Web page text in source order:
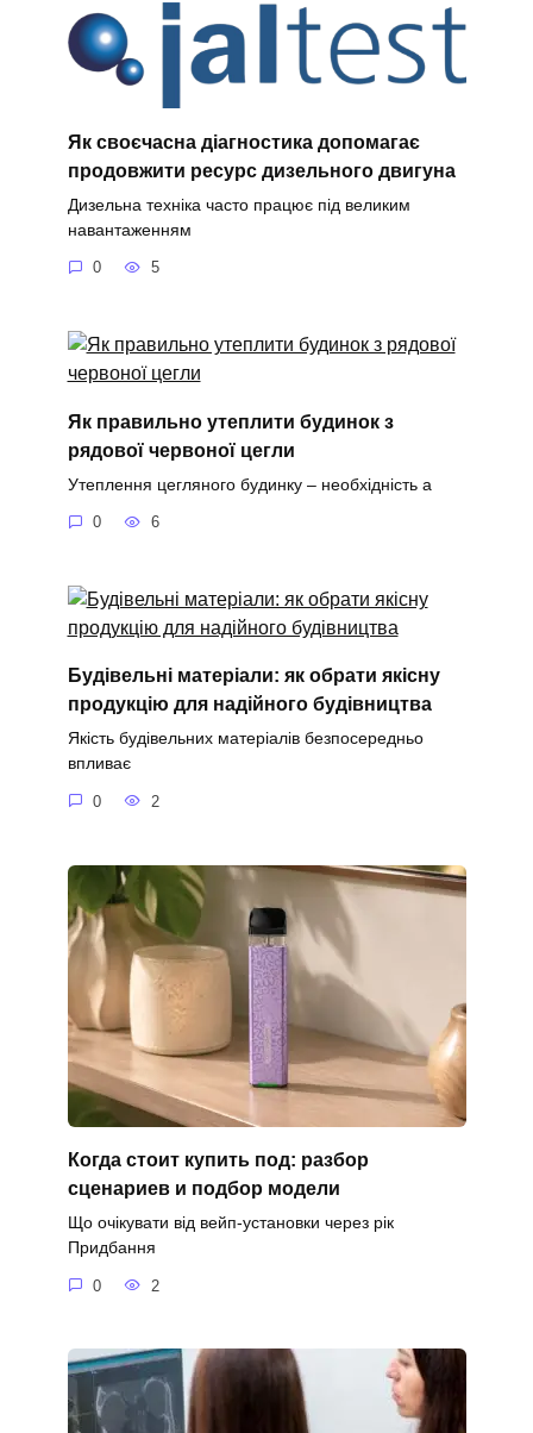
Як своєчасна діагностика допомагає
продовжити ресурс дизельного двигуна
Дизельна техніка часто працює під великим
навантаженням
0 5
Як правильно утеплити будинок з
рядової червоної цегли
Утеплення цегляного будинку – необхідність а
0 6
Будівельні матеріали: як обрати якісну
продукцію для надійного будівництва
Якість будівельних матеріалів безпосередньо
впливає
0 2
Когда стоит купить под: разбор
сценариев и подбор модели
Що очікувати від вейп-установки через рік
Придбання
0 2